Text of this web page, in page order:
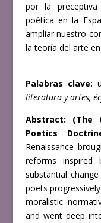
por la preceptiva
poética en la
ampliar nuestro
la teoría del arte
Palabras clave:
literatura y artes,
Abstract: (The
Poetics
Renaissance
reforms inspired
substantial
poets
moralistic
and went deep